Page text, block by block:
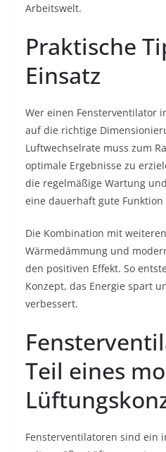
Arbeitswelt.
Praktische
Einsatz
Wer einen Fensterventilator
auf die richtige
Luftwechselrate muss zum
optimale Ergebnisse zu
die regelmäßige Wartung
eine dauerhaft gute
Die Kombination mit
Wärmedämmung und
den positiven Effekt. So
Konzept, das Energie spart
verbessert.
Teil eines
Fensterventilatoren sind ein